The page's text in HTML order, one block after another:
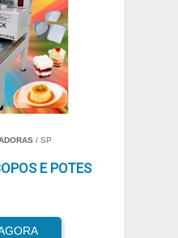
/ SP
E POTES